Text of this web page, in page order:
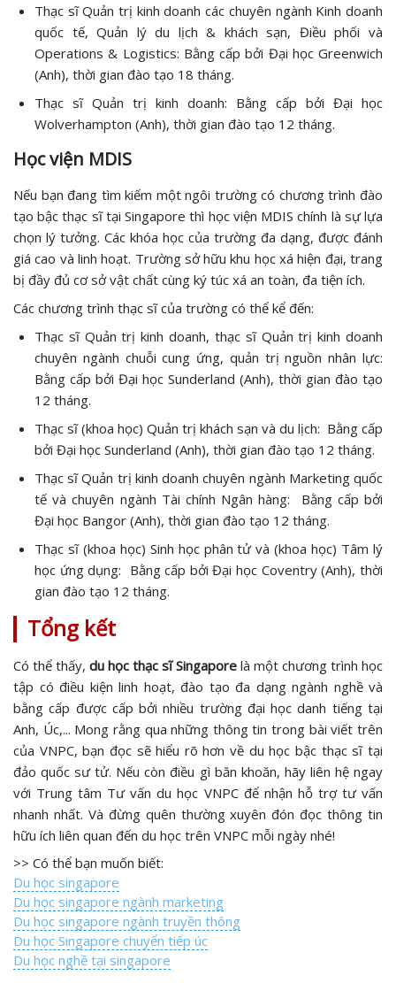
Thạc sĩ Quản trị kinh doanh các chuyên ngành Kinh doanh
quốc tế, Quản lý du lịch & khách sạn, Điều phối và
Operations & Logistics: Bằng cấp bởi Đại học Greenwich
(Anh), thời gian đào tạo 18 tháng.
Thạc sĩ Quản trị kinh doanh: Bằng cấp bởi Đại học
Wolverhampton (Anh), thời gian đào tạo 12 tháng.
Học viện MDIS
Nếu bạn đang tìm kiếm một ngôi trường có chương trình đào
tạo bậc thạc sĩ tại Singapore thì học viện MDIS chính là sự lựa
chọn lý tưởng. Các khóa học của trường đa dạng, được đánh
giá cao và linh hoạt. Trường sở hữu khu học xá hiện đại, trang
bị đầy đủ cơ sở vật chất cùng ký túc xá an toàn, đa tiện ích.
Các chương trình thạc sĩ của trường có thể kể đến:
Thạc sĩ Quản trị kinh doanh, thạc sĩ Quản trị kinh doanh
chuyên ngành chuỗi cung ứng, quản trị nguồn nhân lực:
Bằng cấp bởi Đại học Sunderland (Anh), thời gian đào tạo
12 tháng.
Thạc sĩ (khoa học) Quản trị khách sạn và du lịch: Bằng cấp
bởi Đại học Sunderland (Anh), thời gian đào tạo 12 tháng.
Thạc sĩ Quản trị kinh doanh chuyên ngành Marketing quốc
tế và chuyên ngành Tài chính Ngân hàng: Bằng cấp bởi
Đại học Bangor (Anh), thời gian đào tạo 12 tháng.
Thạc sĩ (khoa học) Sinh học phân tử và (khoa học) Tâm lý
học ứng dụng: Bằng cấp bởi Đại học Coventry (Anh), thời
gian đào tạo 12 tháng.
Tổng kết
Có thể thấy, du học thạc sĩ Singapore là một chương trình học
tập có điều kiện linh hoạt, đào tạo đa dạng ngành nghề và
bằng cấp được cấp bởi nhiều trường đại học danh tiếng tại
Anh, Úc,... Mong rằng qua những thông tin trong bài viết trên
của VNPC, bạn đọc sẽ hiểu rõ hơn về du học bậc thạc sĩ tại
đảo quốc sư tử. Nếu còn điều gì băn khoăn, hãy liên hệ ngay
với Trung tâm Tư vấn du học VNPC để nhận hỗ trợ tư vấn
nhanh nhất. Và đừng quên thường xuyên đón đọc thông tin
hữu ích liên quan đến du học trên VNPC mỗi ngày nhé!
>> Có thể bạn muốn biết:
Du học singapore
Du học singapore ngành marketing
Du học singapore ngành truyền thông
Du học Singapore chuyển tiếp úc
Du học nghề tại singapore